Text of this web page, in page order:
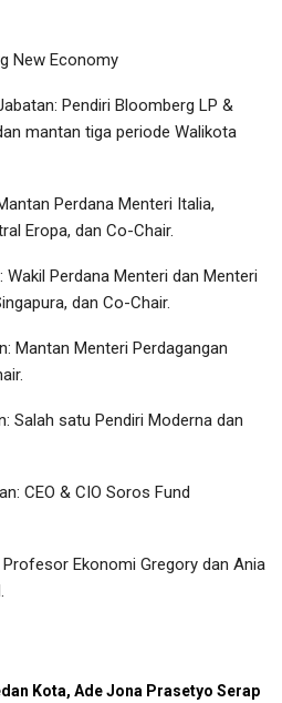
New Economy
Pendiri Bloomberg LP &
mantan tiga periode Walikota
Perdana Menteri Italia,
Eropa, dan Co-Chair.
Perdana Menteri dan Menteri
dan Co-Chair.
Mantan Menteri Perdagangan
Salah satu Pendiri Moderna dan
CEO & CIO Soros Fund
Ekonomi Gregory dan Ania
Kota, Ade Jona Prasetyo Serap